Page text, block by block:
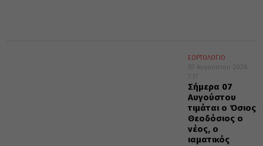
ΕΟΡΤΟΛΟΓΙΟ
07 Αυγούστου 2026
7:37
Σήμερα 07
Αυγούστου
τιμάται ο Όσιος
Θεοδόσιος ο
νέος, ο
ιαματικός